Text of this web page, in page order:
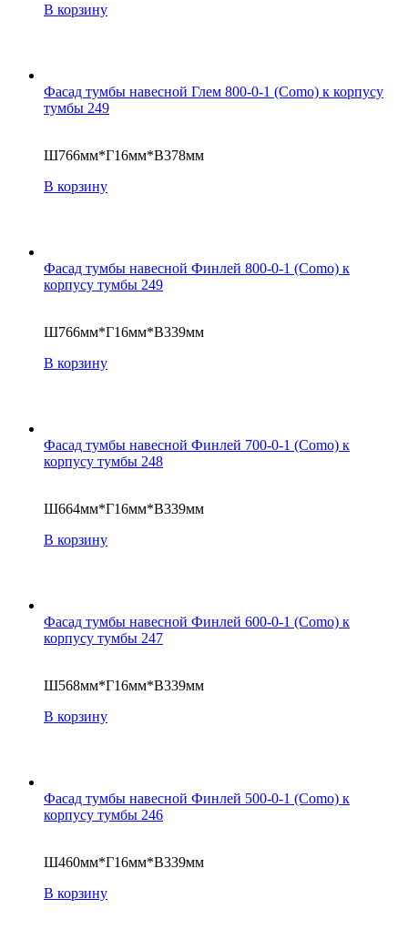
В корзину
Фасад тумбы навесной Глем 800-0-1 (Como) к корпусу
тумбы 249
Ш766мм*Г16мм*В378мм
В корзину
Фасад тумбы навесной Финлей 800-0-1 (Como) к
корпусу тумбы 249
Ш766мм*Г16мм*В339мм
В корзину
Фасад тумбы навесной Финлей 700-0-1 (Como) к
корпусу тумбы 248
Ш664мм*Г16мм*В339мм
В корзину
Фасад тумбы навесной Финлей 600-0-1 (Como) к
корпусу тумбы 247
Ш568мм*Г16мм*В339мм
В корзину
Фасад тумбы навесной Финлей 500-0-1 (Como) к
корпусу тумбы 246
Ш460мм*Г16мм*В339мм
В корзину